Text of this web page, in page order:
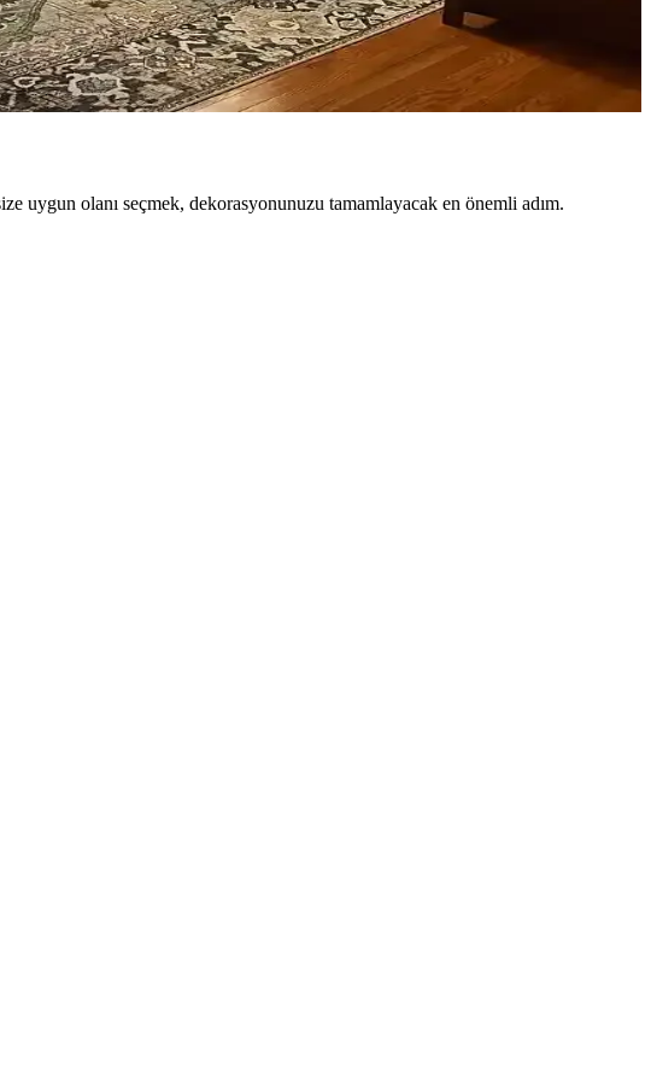
Bu ipuçlarıyla odanız daha dengeli ve sıcak bir hale gelir.
uygun olanı seçmek, dekorasyonunuzu tamamlayacak en önemli adım.